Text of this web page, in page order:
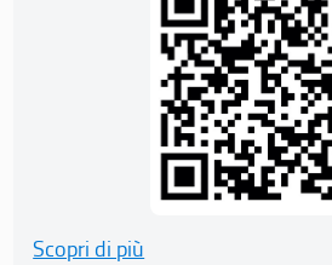
Scopri di più